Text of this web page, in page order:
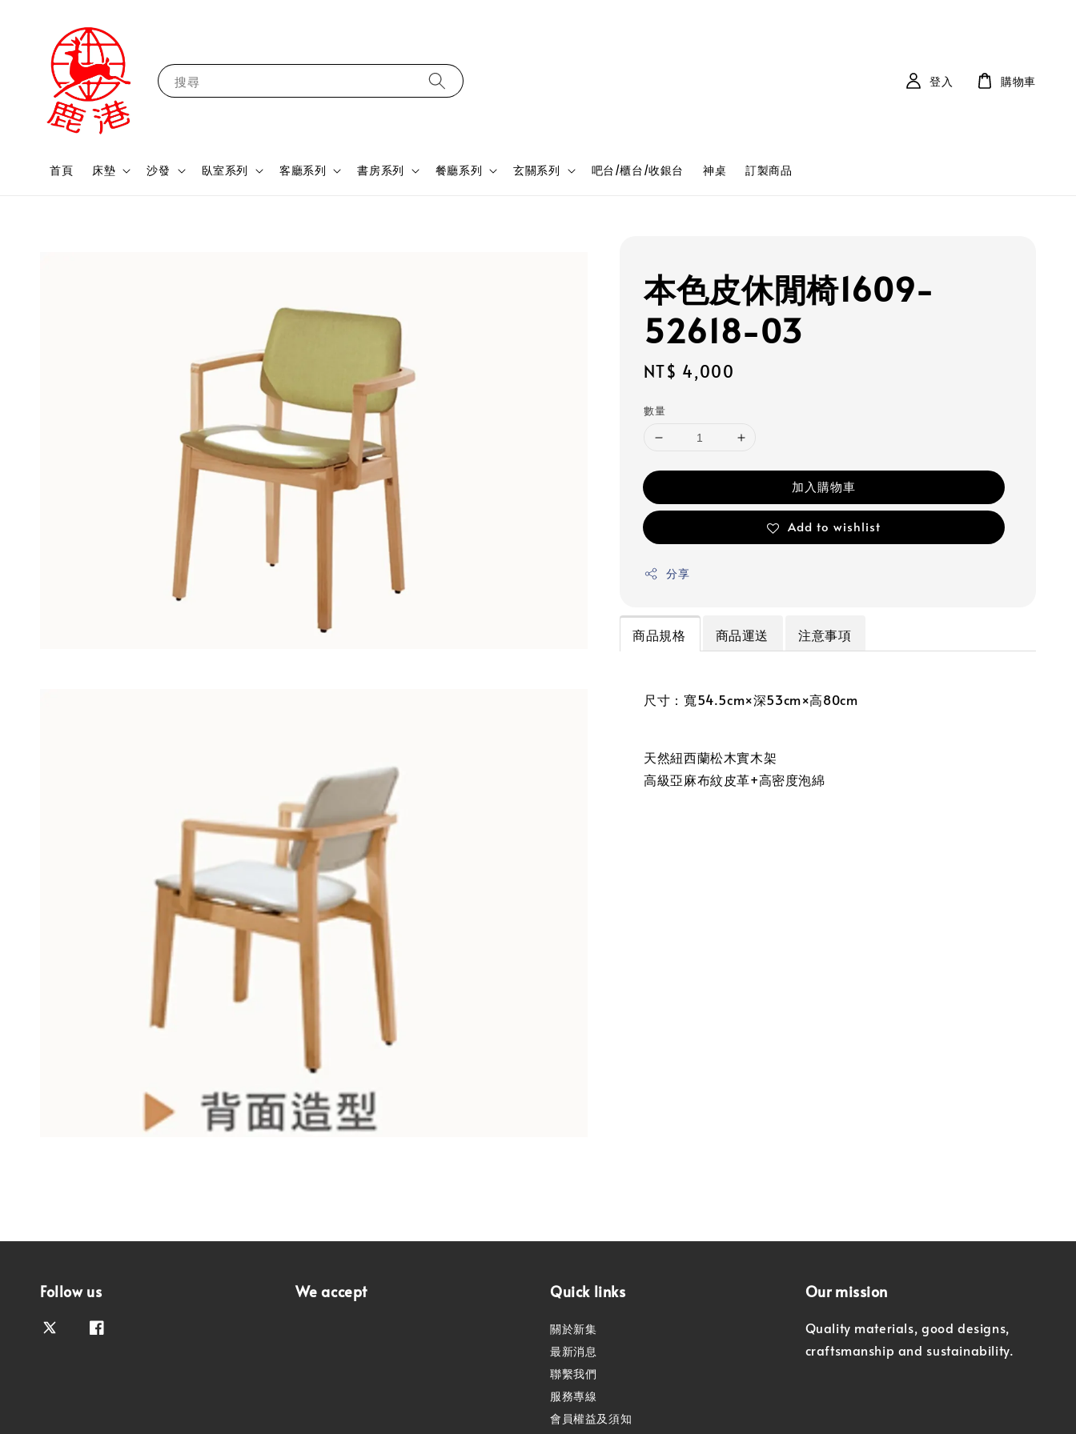
搜尋
首頁 床墊 沙發 臥室系列 客廳系列 書房系列 餐廳系列 玄關系列 吧台/櫃台/收銀台 神桌 訂製商品
登入 購物車
本色皮休閒椅1609-
52618-03
Regular
NT$ 4,000
數量
加入購物車
Add to wishlist
分享
商品規格 商品運送 注意事項
尺寸：寬54.5cm×深53cm×高80cm
天然紐西蘭松木實木架
高級亞麻布紋皮革+高密度泡綿
Follow us We accept Quick links
關於新集
最新消息
聯繫我們
服務專線
會員權益及須知
Our mission
Quality materials, good designs,
craftsmanship and sustainability.